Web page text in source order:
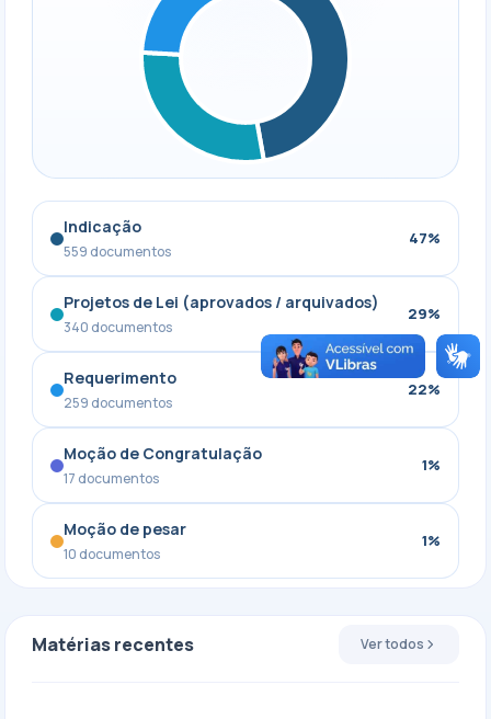
Indicação
559 documentos
47%
Projetos de Lei (aprovados / arquivados)
340 documentos
29%
Requerimento
259 documentos
22%
Moção de Congratulação
17 documentos
1%
Moção de pesar
10 documentos
1%
Matérias recentes Ver todos